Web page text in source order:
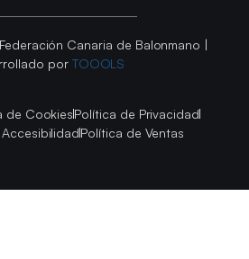
Canaria de Balonmano |
por TOOOLS
de CookiesPolítica de Privacidad
Política de Ventas